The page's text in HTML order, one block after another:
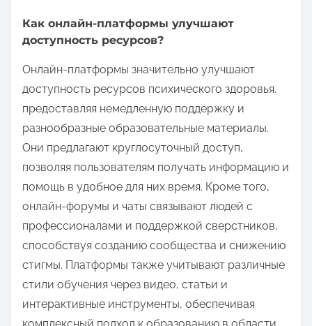
Как онлайн-платформы улучшают
доступность ресурсов?
Онлайн-платформы значительно улучшают
доступность ресурсов психического здоровья,
предоставляя немедленную поддержку и
разнообразные образовательные материалы.
Они предлагают круглосуточный доступ,
позволяя пользователям получать информацию и
помощь в удобное для них время. Кроме того,
онлайн-форумы и чаты связывают людей с
профессионалами и поддержкой сверстников,
способствуя созданию сообщества и снижению
стигмы. Платформы также учитывают различные
стили обучения через видео, статьи и
интерактивные инструменты, обеспечивая
комплексный подход к образованию в области